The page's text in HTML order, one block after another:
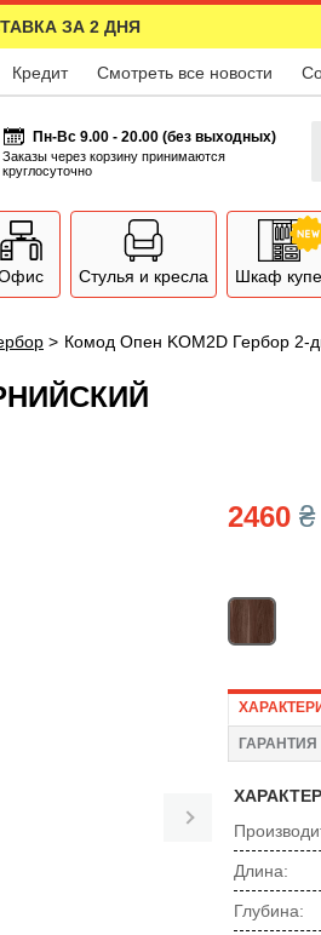
ЗА 2 ДНЯ
Кредит Смотреть все новости
Пн-Вс 9.00 - 20.00 (без выходных)
Заказы через корзину принимаются
круглосуточно
Стулья и кресла Шкаф купе
> Комод Опен KOM2D Гербор 2-
2460₴
ГАРАНТИЯ
Длина:
Глубина: